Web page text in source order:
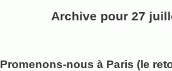
Archive pour 27
Promenons-nous à Paris (le